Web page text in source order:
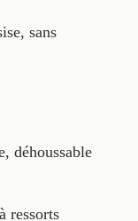
sans
déhoussable
ressorts